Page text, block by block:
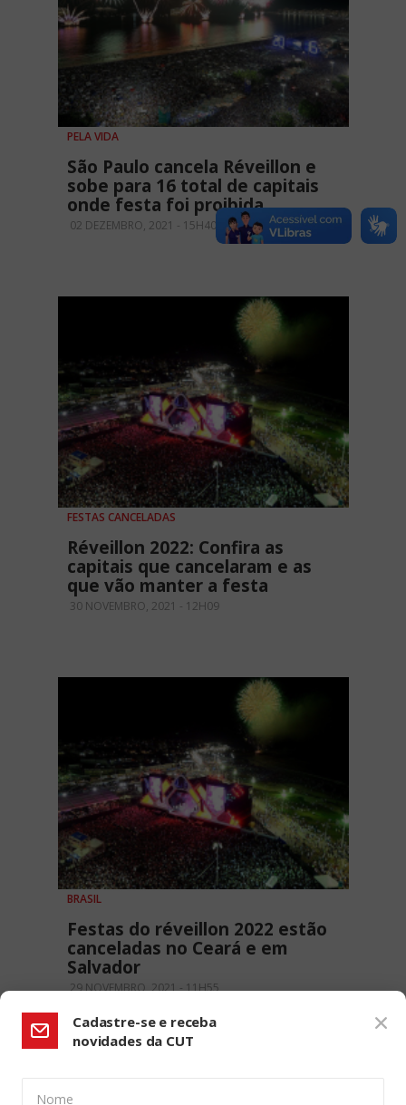
PELA VIDA
São Paulo cancela Réveillon e
sobe para 16 total de capitais
onde festa foi proibida
02 DEZEMBRO, 2021 - 15H40
FESTAS CANCELADAS
Réveillon 2022: Confira as
capitais que cancelaram e as
que vão manter a festa
30 NOVEMBRO, 2021 - 12H09
BRASIL
Festas do réveillon 2022 estão
canceladas no Ceará e em
Salvador
29 NOVEMBRO, 2021 - 11H55
Cadastre-se e receba
novidades da CUT
Nome